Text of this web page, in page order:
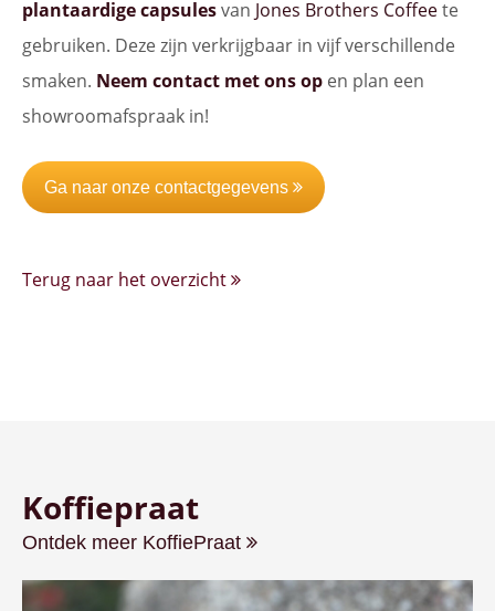
plantaardige capsulesvan Jones Brothers Coffeete
gebruiken. Deze zijn verkrijgbaar in vijf verschillende
smaken. Neem contact met ons op en plan een
showroomafspraak in!
Ga naar onze contactgegevens
Terug naar het overzicht
Koffiepraat
Ontdek meer KoffiePraat